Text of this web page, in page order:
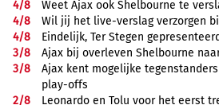
4/8
Weet Ajax ook Shelbourne te
4/8
Wil jij het live-verslag verzorgen
4/8
Eindelijk, Ter Stegen
3/8
Ajax bij overleven Shelbourne
3/8
Ajax kent mogelijke
play-offs
2/8
Leonardo en Tolu voor het eerst